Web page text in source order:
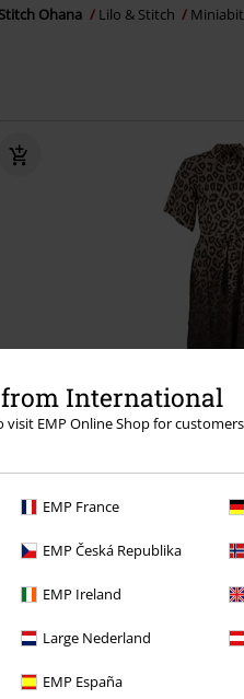
International
visit EMP Online Shop for
EMP France
EMP Česká Republika
EMP Ireland
Large Nederland
EMP España
Stitch Ohana Lilo & Stitch
Parti rimovibili
Harmony Vibe Summer Dress